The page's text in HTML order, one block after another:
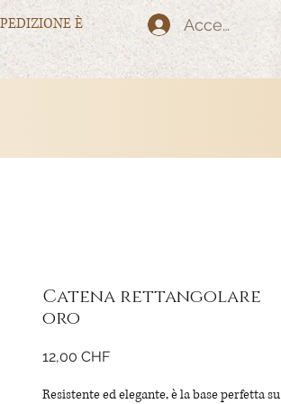
È
Accedi
Catena rettangolare
oro
12,00 CHFPrezzo
Resistente ed elegante, è la base perfetta su